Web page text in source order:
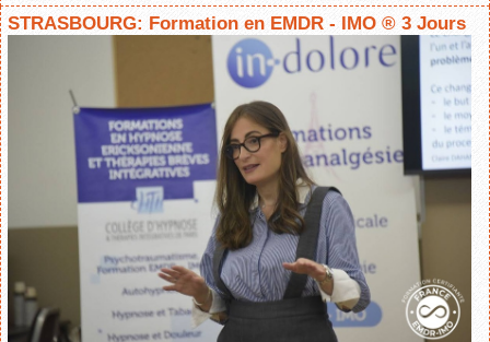
STRASBOURG: Formation en EMDR - IMO ® 3 Jours